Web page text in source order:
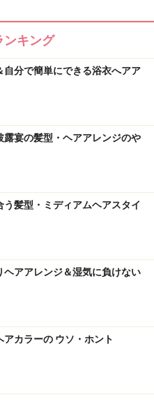
ンキング
自分で簡単にできる浴衣へアア
露宴の髪型・ヘアアレンジのや
う髪型・ミディアムヘアスタイ
ヘアアレンジ＆湿気に負けない
アカラーの ウソ・ホント